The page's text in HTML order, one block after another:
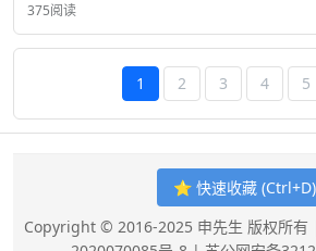
375阅读
1 2 3 4 5
⭐ 快速收藏 (Ctrl+D)
Copyright © 2016-2025 申先生 版权所有